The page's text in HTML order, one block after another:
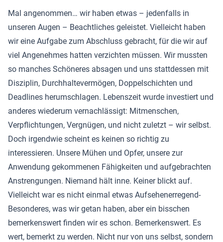
Mal angenommen… wir haben etwas – jedenfalls in
unseren Augen – Beachtliches geleistet. Vielleicht haben
wir eine Aufgabe zum Abschluss gebracht, für die wir auf
viel Angenehmes hatten verzichten müssen. Wir mussten
so manches Schöneres absagen und uns stattdessen mit
Disziplin, Durchhaltevermögen, Doppelschichten und
Deadlines herumschlagen. Lebenszeit wurde investiert und
anderes wiederum vernachlässigt: Mitmenschen,
Verpflichtungen, Vergnügen, und nicht zuletzt – wir selbst.
Doch irgendwie scheint es keinen so richtig zu
interessieren. Unsere Mühen und Opfer, unsere zur
Anwendung gekommenen Fähigkeiten und aufgebrachten
Anstrengungen. Niemand hält inne. Keiner blickt auf.
Vielleicht war es nicht einmal etwas Aufsehenerregend-
Besonderes, was wir getan haben, aber ein bisschen
bemerkenswert finden wir es schon. Bemerkenswert. Es
wert, bemerkt zu werden. Nicht nur von uns selbst, sondern